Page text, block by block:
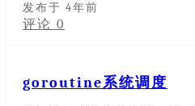
发布于 4年前
评论 0
goroutine系统调度